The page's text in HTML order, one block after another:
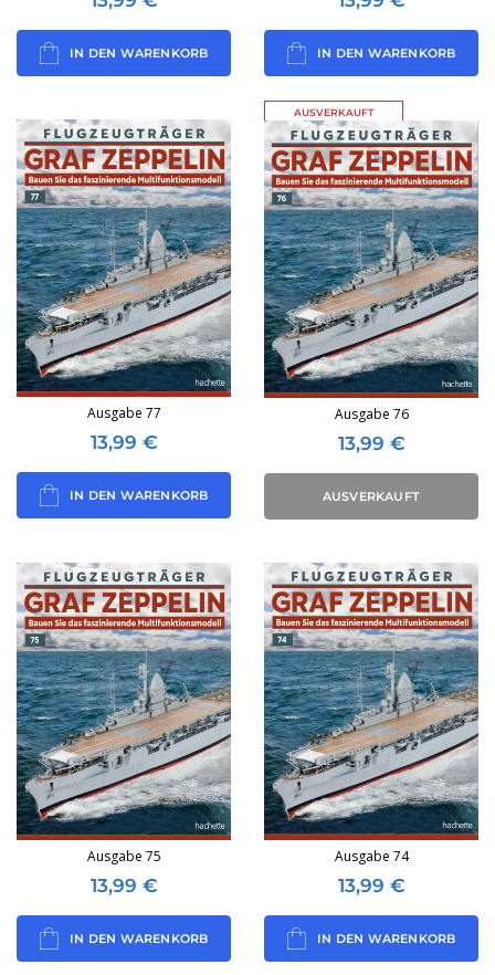
IN DEN WARENKORB IN DEN WARENKORB
Ausgabe 77
13,99 €
IN DEN WARENKORB
AUSVERKAUFT
Ausgabe 76
13,99 €
AUSVERKAUFT
Ausgabe 75
13,99 €
IN DEN WARENKORB
Ausgabe 74
13,99 €
IN DEN WARENKORB